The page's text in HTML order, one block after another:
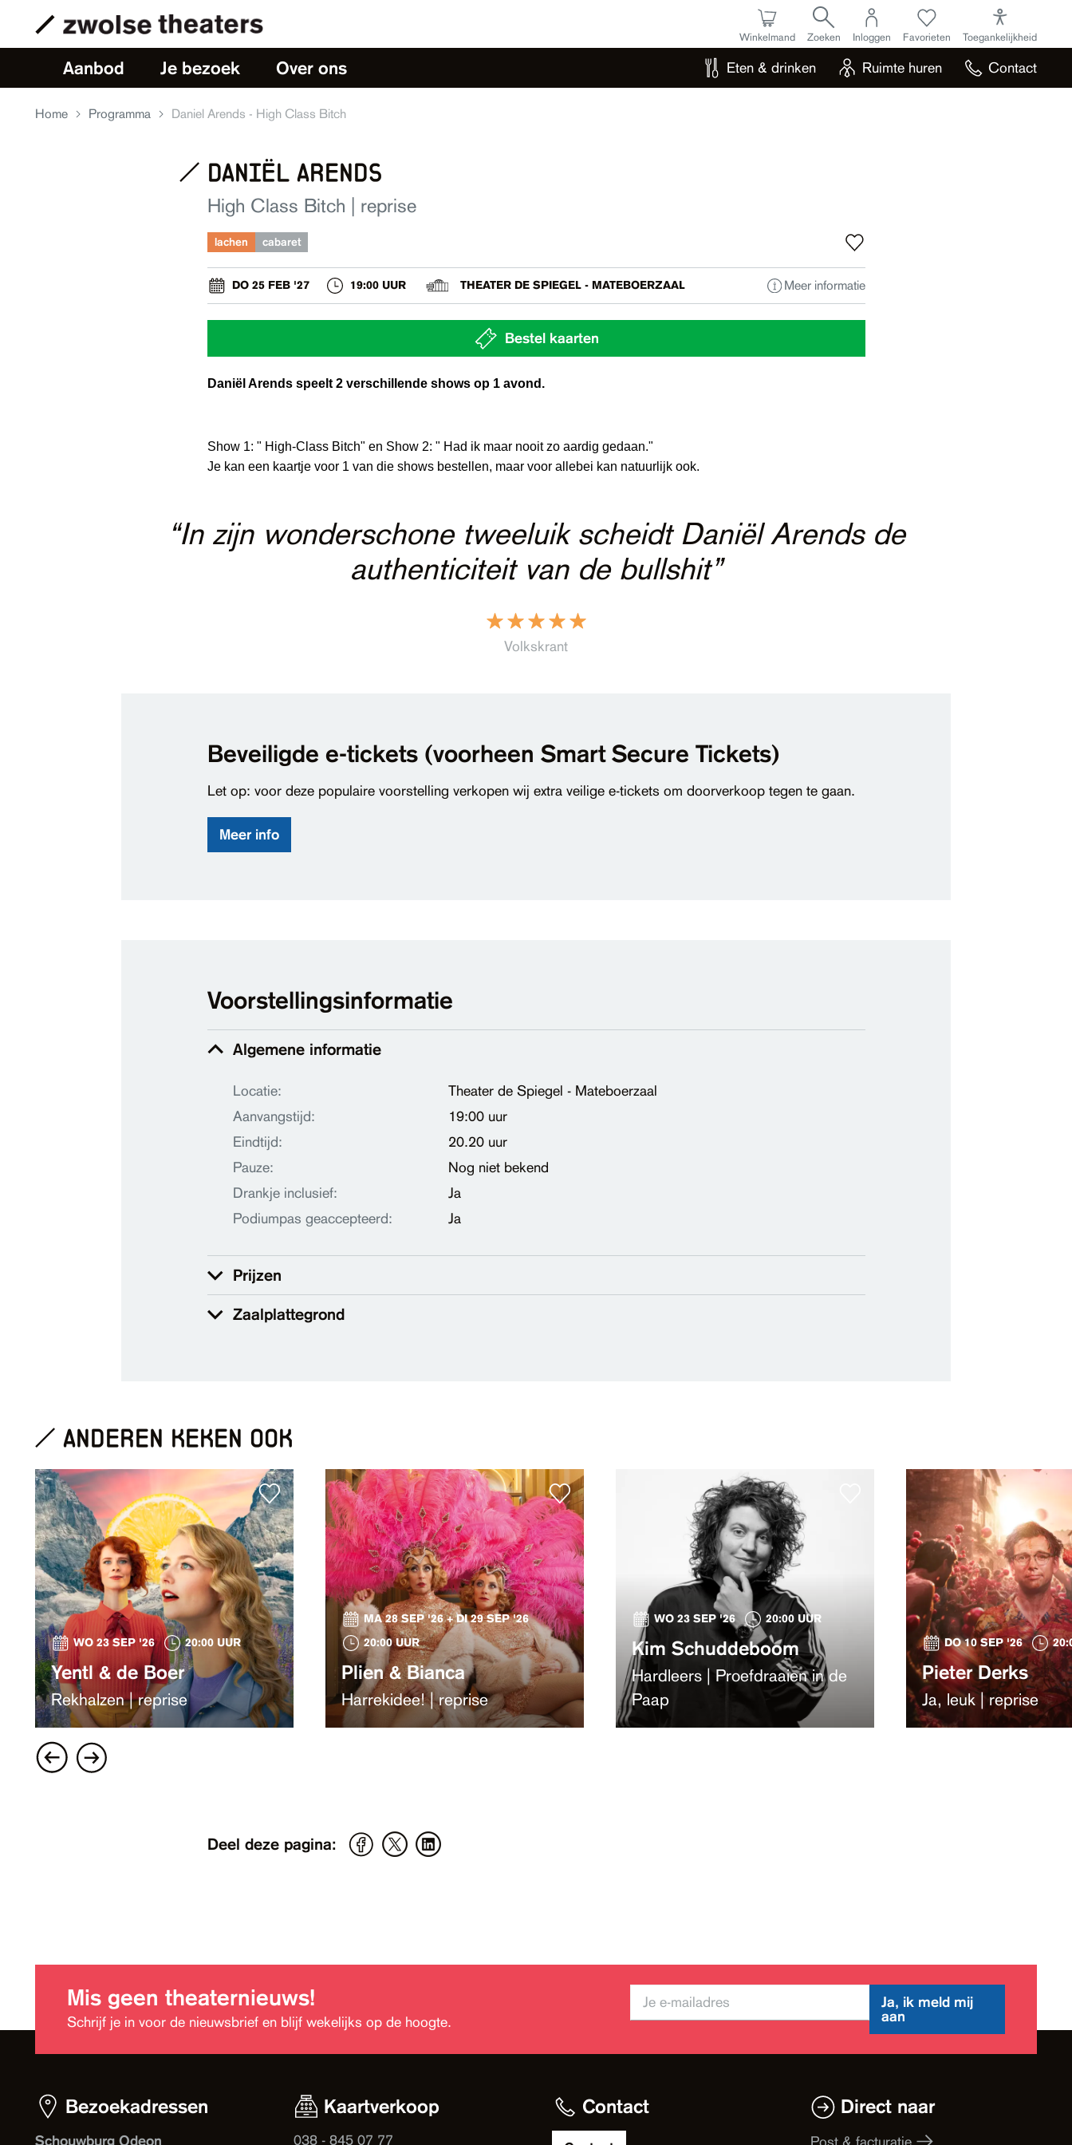
Aanbod Je bezoek Over ons Eten & drinken Ruimte huren Contact
Winkelmand Zoeken Inloggen Favorieten Toegankelijkheid
Home Programma Daniel Arends - High Class Bitch
daniël arends
High Class Bitch | reprise
lachen cabaret
DO 25 FEB '27 19:00 UUR THEATER DE SPIEGEL - MATEBOERZAAL Meer informatie
Bestel kaarten
Daniël Arends speelt 2 verschillende shows op 1 avond.
Show 1: " High-Class Bitch" en Show 2: " Had ik maar nooit zo aardig gedaan."
Je kan een kaartje voor 1 van die shows bestellen, maar voor allebei kan natuurlijk ook.
“In zijn wonderschone tweeluik scheidt Daniël Arends de
authenticiteit van de bullshit”
Volkskrant
Beveiligde e-tickets (voorheen Smart Secure Tickets)
Let op: voor deze populaire voorstelling verkopen wij extra veilige e-tickets om doorverkoop tegen te gaan.
Meer info
Voorstellingsinformatie
Algemene informatie
Locatie:
Theater de Spiegel - Mateboerzaal
Aanvangstijd:
19:00 uur
Eindtijd:
20.20 uur
Pauze:
Nog niet bekend
Drankje inclusief:
Ja
Podiumpas geaccepteerd:
Ja
Prijzen
Zaalplattegrond
anderen keken ook
WO 23 SEP '26 20:00 UUR
Yentl & de Boer
Rekhalzen | reprise
MA 28 SEP '26 + DI 29 SEP '26
20:00 UUR
Plien & Bianca
Harrekidee! | reprise
WO 23 SEP '26 20:00 UUR
Kim Schuddeboom
Hardleers | Proefdraaien in de
Paap
DO 10 SEP '26
Pieter Derks
Ja, leuk | reprise
Deel deze pagina:
Mis geen theaternieuws!
Schrijf je in voor de nieuwsbrief en blijf wekelijks op de hoogte.
Ja, ik meld mij
aan
Bezoekadressen
Schouwburg Odeon
Kaartverkoop
038 - 845 07 77
Contact Direct naar
Post & facturatie